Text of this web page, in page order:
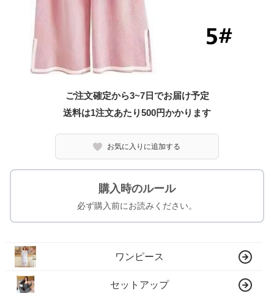
ご注文確定から3~7日でお届け予定
送料は1注文あたり500円かかります
お気に入りに追加する
購入時のルール
必ず購入前にお読みください。
ワンピース
セットアップ